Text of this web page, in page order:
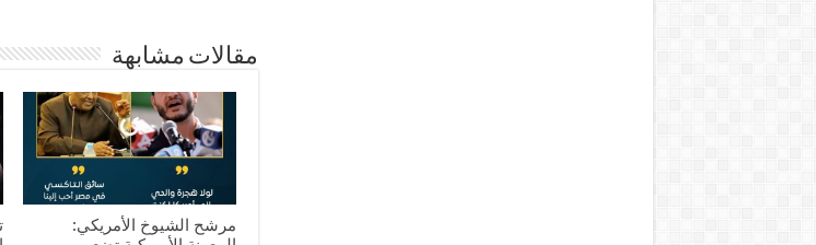
مقالات مشابهة
مرشح الشيوخ الأمريكي: